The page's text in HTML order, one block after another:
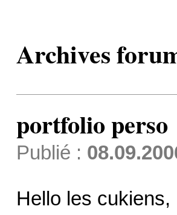
Archives
portfolio perso
Publié :
Hello les cukiens,